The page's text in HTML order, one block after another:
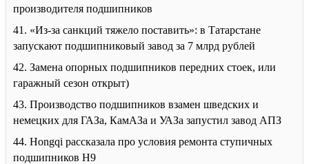
производителя подшипников
41. «Из-за санкций тяжело поставить»: в Татарстане
запускают подшипниковый завод за 7 млрд рублей
42. Замена опорных подшипников передних стоек, или
гаражный сезон открыт)
43. Производство подшипников взамен шведских и
немецких для ГАЗа, КамАЗа и УАЗа запустил завод АПЗ
44. Hongqi рассказала про условия ремонта ступичных
подшипников H9